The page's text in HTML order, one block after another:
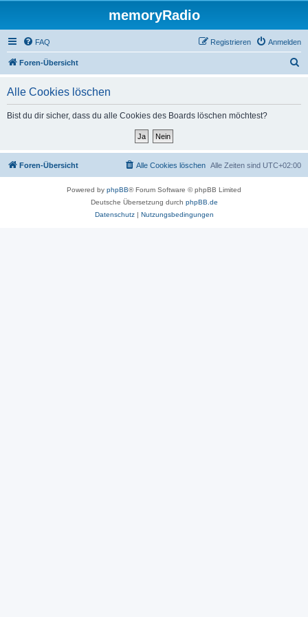
memoryRadio
FAQ Anmelden
Registrieren
Foren-Übersicht
Alle Cookies löschen
Bist du dir sicher, dass du alle Cookies des Boards löschen möchtest?
Foren-Übersicht Alle Zeiten sind UTC+02:00
Alle Cookies löschen
Powered by phpBB® Forum Software © phpBB Limited
Deutsche Übersetzung durch phpBB.de
Datenschutz| Nutzungsbedingungen